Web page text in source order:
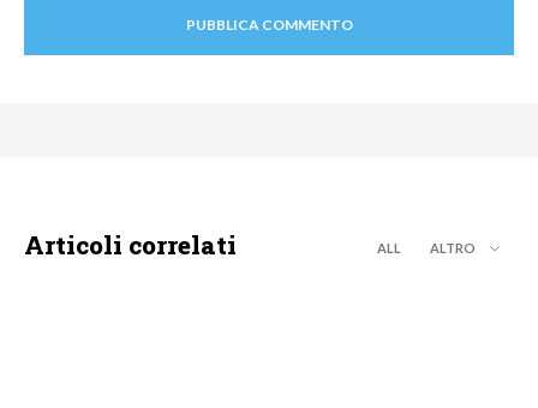
Articoli correlati ALL ALTRO